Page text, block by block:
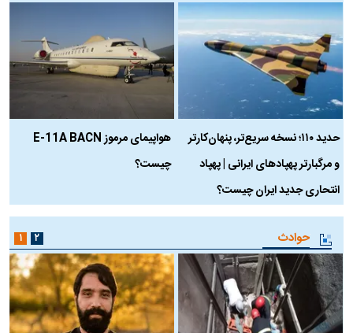
حدید ۱۱۰؛ نسخه سریع‌تر، پنهان‌کارتر
و مرگبارتر پهپادهای ایرانی | پهپاد
انتحاری جدید ایران چیست؟
هواپیمای مرموز E-11A BACN
چیست؟
حوادث ۱ ۲